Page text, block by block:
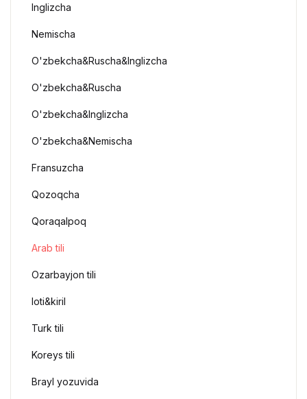
Inglizcha
Nemischa
O'zbekcha&Ruscha&Inglizcha
O'zbekcha&Ruscha
O'zbekcha&Inglizcha
O'zbekcha&Nemischa
Fransuzcha
Qozoqcha
Qoraqalpoq
Arab tili
Ozarbayjon tili
loti&kiril
Turk tili
Koreys tili
Brayl yozuvida